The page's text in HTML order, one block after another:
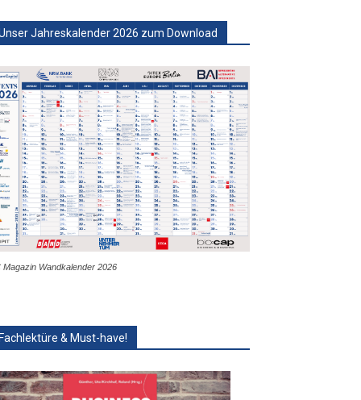
Jahreskalender 2026 zum Download
Magazin Wandkalender 2026
& Must-have!